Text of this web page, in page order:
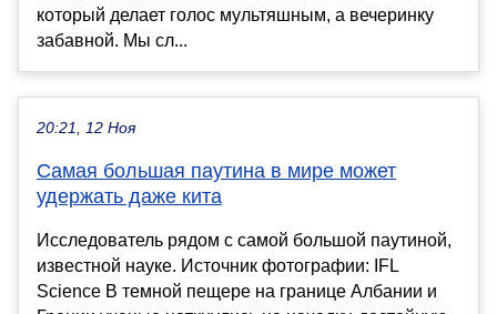
который делает голос мультяшным, а вечеринку
забавной. Мы сл...
20:21, 12 Ноя
Самая большая паутина в мире может
удержать даже кита
Исследователь рядом с самой большой паутиной,
известной науке. Источник фотографии: IFL
Science В темной пещере на границе Албании и